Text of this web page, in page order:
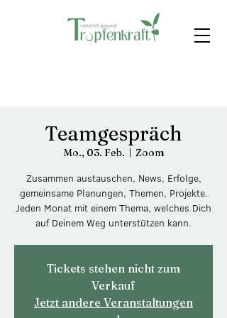
Teamgespräch
Mo., 03. Feb.
  |
Zoom
Zusammen austauschen, News, Erfolge,
gemeinsame Planungen, Themen, Projekte.
Jeden Monat mit einem Thema, welches Dich
auf Deinem Weg unterstützen kann.
Tickets stehen nicht zum
Verkauf
Jetzt andere Veranstaltungen